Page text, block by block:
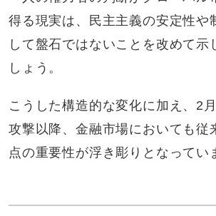
得る現実は、民主主義の安定性や
して盤石ではないことを改めて示
しょう。
こうした構造的な変化に加え、2
攻撃以降、金融市場においても従
点の重要性が浮き彫りとなってい